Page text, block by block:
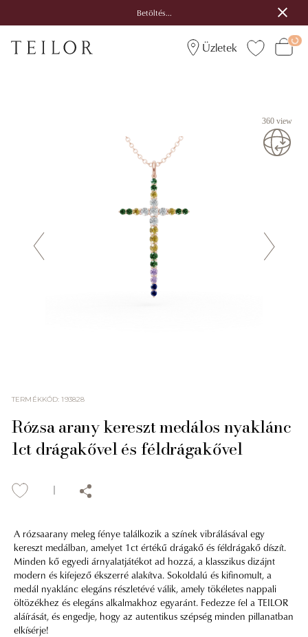
Betöltés...
Üzletek
360 view
TERMÉKKÓD:193828
Rózsa arany kereszt medálos nyaklánc
1ct drágakővel és féldrágakővel
A rózsaarany meleg fénye találkozik a színek vibrálásával egy
kereszt medálban, amelyet 1ct értékű drágakő és féldrágakő díszít.
Minden kő egyedi árnyalatjátékot ad hozzá, a klasszikus dizájnt
modern és kifejező ékszerré alakítva. Sokoldalú és kifinomult, a
medál nyaklánc elegáns részletévé válik, amely tökéletes nappali
öltözékhez és elegáns alkalmakhoz egyaránt. Fedezze fel a TEILOR
aláírását, és engedje, hogy az autentikus szépség minden pillanatban
elkísérje!